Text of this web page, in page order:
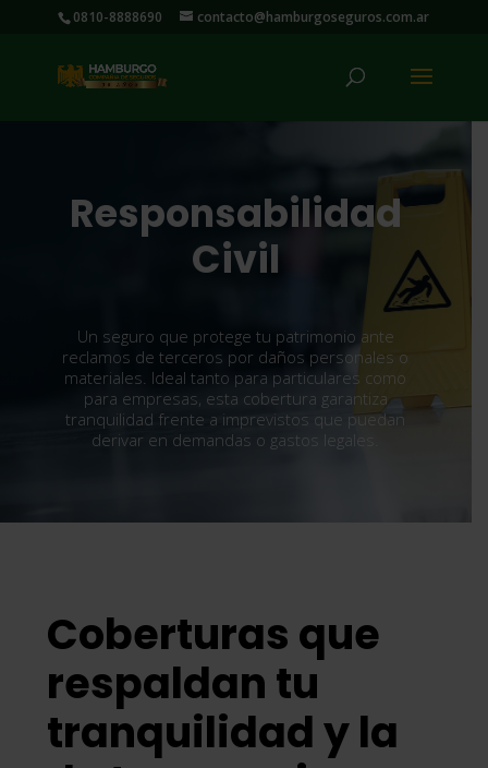
0810-8888690 contacto@hamburgoseguros.com.ar
Responsabilidad
Civil
Un seguro que protege tu patrimonio ante
reclamos de terceros por daños personales o
materiales. Ideal tanto para particulares como
para empresas, esta cobertura garantiza
tranquilidad frente a imprevistos que puedan
derivar en demandas o gastos legales.
Coberturas que
respaldan tu
tranquilidad y la